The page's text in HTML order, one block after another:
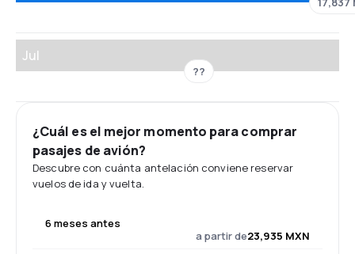
Jul
??
¿Cuál es el mejor momento para comprar
pasajes de avión?
Descubre con cuánta antelación conviene reservar
vuelos de ida y vuelta.
6 meses antes
a partir de23,935 MXN